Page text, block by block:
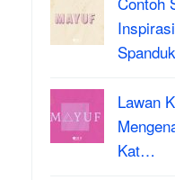
Lawan
Kat…